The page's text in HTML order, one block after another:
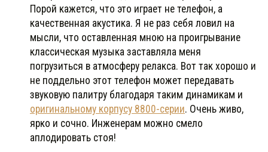
Порой кажется, что это играет не телефон, а
качественная акустика. Я не раз себя ловил на
мысли, что оставленная мною на проигрывание
классическая музыка заставляла меня
погрузиться в атмосферу релакса. Вот так хорошо и
не поддельно этот телефон может передавать
звуковую палитру благодаря таким динамикам и
оригинальному корпусу 8800-серии. Очень живо,
ярко и сочно. Инженерам можно смело
аплодировать стоя!